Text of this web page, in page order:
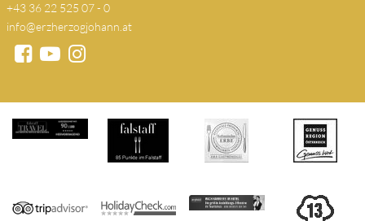
+43 36 22 525 07 - 0
info@erzherzogjohann.at